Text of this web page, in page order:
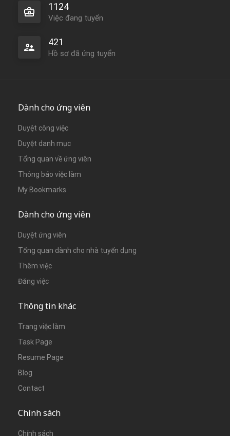
1124
Việc đang tuyển
421
Hồ sơ đã ứng tuyển
Dành cho ứng viên
Duyệt công việc
Duyệt danh mục
Tổng quan về ứng viên
Thông báo việc làm
My Bookmarks
Dành cho ứng viên
Duyệt ứng viên
Tổng quan dành cho nhà tuyển dụng
Thêm việc
Đăng việc
Thông tin khác
Trang việc làm
Task Page
Resume Page
Blog
Contact
Chính sách
Chính sách